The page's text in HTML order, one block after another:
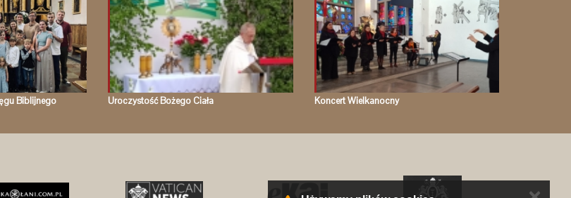
Biblijnego
Uroczystość Bożego Ciała Koncert Wielkanocny